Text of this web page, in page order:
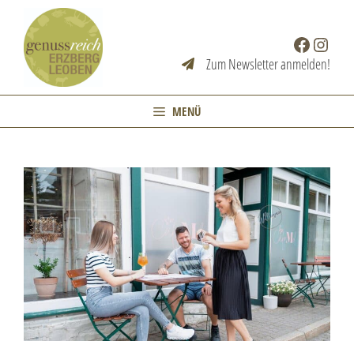
springen
Facebook
Zum Newsletter anmelden!
MENÜ